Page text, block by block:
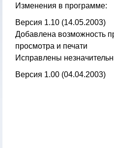
Изменения в программе:
Версия 1.10 (14.05.2003)
Добавлена возможность
просмотра и печати
Исправлены
Версия 1.00 (04.04.2003)